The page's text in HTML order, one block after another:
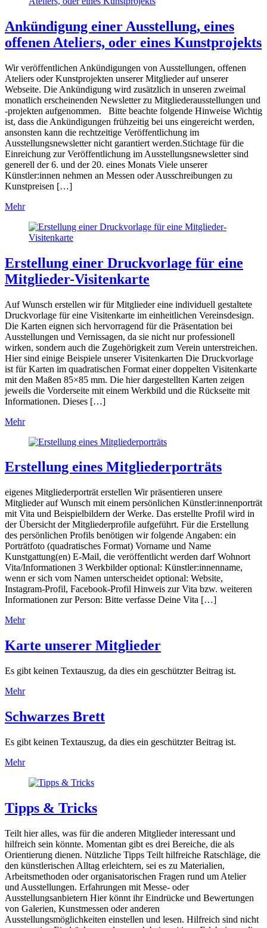
Ankündigung einer Ausstellung, eines
offenen Ateliers, oder eines Kunstprojekts
Wir veröffentlichen Ankündigungen von Ausstellungen, offenen
Ateliers oder Kunstprojekten unserer Mitglieder auf unserer
Webseite. Die Ankündigung wird zusätzlich in unseren zweimal
monatlich erscheinenden Newsletter zu Mitgliederausstellungen und
-projekten aufgenommen. Bitte beachte folgende Hinweise Wichtig
ist, dass die Ankündigungen frühzeitig bei uns eingereicht werden,
ansonsten kann die rechtzeitige Veröffentlichung im
Ausstellungsnewsletter nicht garantiert werden.Stichtage für die
Einreichung zur Veröffentlichung im Ausstellungsnewsletter sind
generell der 6. und der 20. eines Monats Viele unserer
Künstler:innen nehmen an Messen oder Ausschreibungen zu
Kunstpreisen […]
Mehr
Erstellung einer Druckvorlage für eine
Mitglieder-Visitenkarte
Auf Wunsch erstellen wir für Mitglieder eine individuell gestaltete
Druckvorlage für eine Visitenkarte im einheitlichen Vereinsdesign.
Die Karten eignen sich hervorragend für die Präsentation bei
Ausstellungen und Vernissagen, da sie nicht nur professionell
wirken, sondern auch die Zugehörigkeit zum Verein unterstreichen.
Hier sind einige Beispiele unserer Visitenkarten Die Druckvorlage
ist für Karten im quadratischen Format einer doppelten Visitenkarte
mit den Maßen 85×85 mm. Die hier dargestellten Karten zeigen
jeweils die Vorderseite mit einem Werkbild und die Rückseite mit
Informationen. Dieses […]
Mehr
Erstellung eines Mitgliederporträts
eigenes Mitgliederporträt erstellen Wir präsentieren unsere
Mitglieder auf Wunsch mit einem persönlichen Künstler:innenporträt
mit Vita und Beispielbildern der Werke. Das erstellte Profil wird in
der Übersicht der Mitgliederprofile aufgeführt. Für die Erstellung
des persönlichen Profils benötigen wir folgende Angaben: ein
Porträtfoto (quadratisches Format) Vorname und Name
Kunstgattung(en) E-Mail, die veröffentlicht werden darf Wohnort
Vita/Informationen 3 Werkbilder optional: Künstler:innenname,
wenn er sich vom Namen unterscheidet optional: Website,
Instagram-Profil, Facebook-Profil Hinweis zur Vita bzw. weiteren
Informationen zur Person: Bitte verfasse Deine Vita […]
Mehr
Karte unserer Mitglieder
Es gibt keinen Textauszug, da dies ein geschützter Beitrag ist.
Mehr
Schwarzes Brett
Es gibt keinen Textauszug, da dies ein geschützter Beitrag ist.
Mehr
Tipps & Tricks
Teilt hier alles, was für die anderen Mitglieder interessant und
hilfreich sein könnte. Momentan gibt es drei Bereiche, die als
Orientierung dienen. Nützliche Tipps Teilt hilfreiche Ratschläge, die
den künstlerischen Alltag erleichtern, sei es zu Materialien,
Arbeitsmethoden oder organisatorischen Fragen rund um Atelier
und Ausstellungen. Erfahrungen mit Messe- oder
Ausstellungsanbietern Hier könnt ihr Eindrücke und Bewertungen
von Galerien, Kunstmessen oder anderen
Ausstellungsmöglichkeiten einstellen und lesen. Hilfreich sind nicht